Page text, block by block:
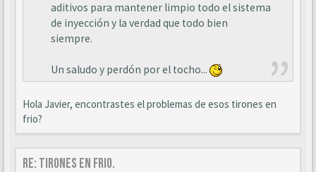
aditivos para mantener limpio todo el sistema
de inyección y la verdad que todo bien
siempre.
Un saludo y perdón por el tocho...
Hola Javier, encontrastes el problemas de esos tirones en
frio?
Re: Tirones en frio.